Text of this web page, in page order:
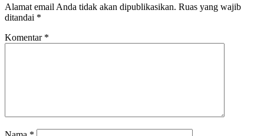
Alamat email Anda tidak akan dipublikasikan. Ruas yang wajib
ditandai *
Komentar *